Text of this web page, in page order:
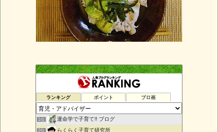
ランキング ポイント ブロ画
1位 運命学で子育て!! ブログ
2位 らくらく子育て研究所